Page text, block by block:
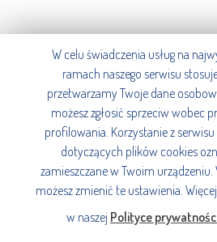
W celu świadczenia usług na
ramach naszego serwisu
przetwarzamy Twoje dane
możesz zgłosić sprzeciw wobec
profilowania. Korzystanie z
dotyczących plików cookies
zamieszczane w Twoim
możesz zmienić te ustawienia.
w naszej Polityce